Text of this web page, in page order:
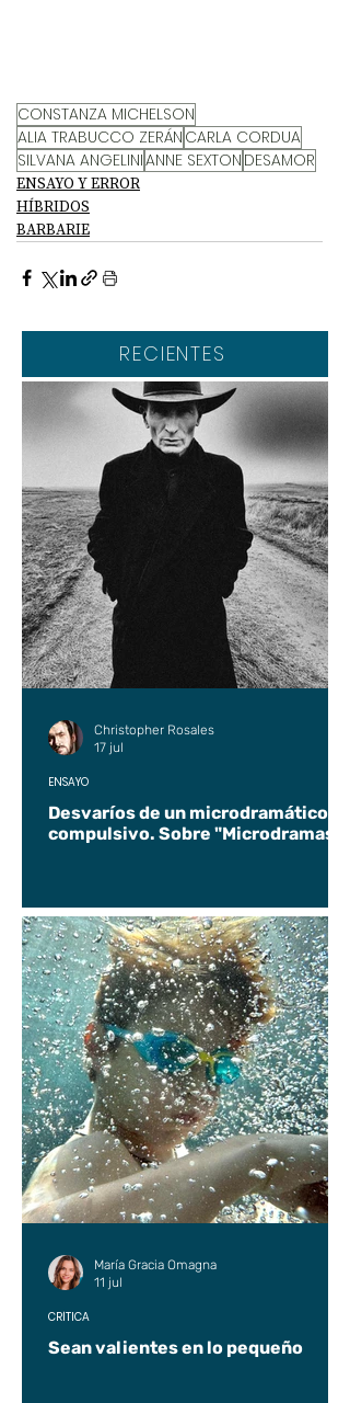
CONSTANZA MICHELSON
ALIA TRABUCCO ZERÁN CARLA CORDUA
SILVANA ANGELINIANNE SEXTON DESAMOR
ENSAYO Y ERROR
HÍBRIDOS
BARBARIE
RECIENTES
Desvaríos de un microdramático
compulsivo. Sobre "Microdramas".
ENSAYO
Christopher Rosales
17 jul
Sean valientes en lo pequeño
CRÍTICA
María Gracia Omagna
11 jul